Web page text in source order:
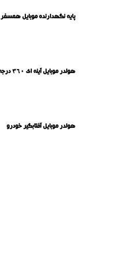
پایه نگهدارنده موبایل همسفر
هولدر موبایل آینه ای 360 درجه
هولدر موبایل آفتابگیر خودرو